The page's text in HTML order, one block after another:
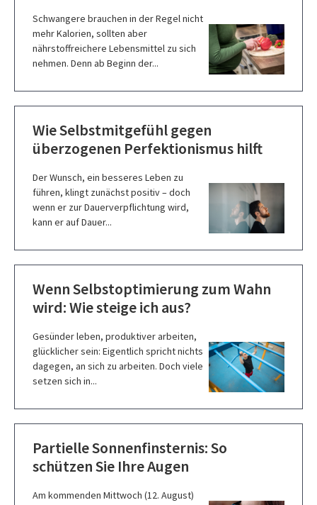
Schwangere brauchen in der Regel nicht
mehr Kalorien, sollten aber
nährstoffreichere Lebensmittel zu sich
nehmen. Denn ab Beginn der...
Wie Selbstmitgefühl gegen
überzogenen Perfektionismus hilft
Der Wunsch, ein besseres Leben zu
führen, klingt zunächst positiv – doch
wenn er zur Dauerverpflichtung wird,
kann er auf Dauer...
Wenn Selbstoptimierung zum Wahn
wird: Wie steige ich aus?
Gesünder leben, produktiver arbeiten,
glücklicher sein: Eigentlich spricht nichts
dagegen, an sich zu arbeiten. Doch viele
setzen sich in...
Partielle Sonnenfinsternis: So
schützen Sie Ihre Augen
Am kommenden Mittwoch (12. August)